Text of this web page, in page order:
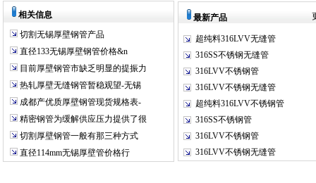
相关信息
切割无锡厚壁钢管产品
直径133无锡厚壁钢管价格&n
目前厚壁钢管市缺乏明显的提振力
热轧厚壁无缝钢管暂稳观望-无锡
成都产优质厚壁钢管现货规格表-
精密钢管为缓解供应压力提供了很
切割厚壁钢管一般有那三种方式
直径114mm无锡厚壁管价格行
最新产品
超纯料316LVV无缝管
316SS不锈钢无缝管
316LVV不锈钢管
316LVV不锈钢无缝管
超纯料316LVV不锈钢管
316SS不锈钢管
316LVV不锈钢管
316LVV不锈钢无缝管